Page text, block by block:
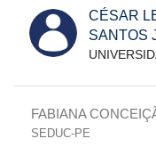
CÉSAR
SANTOS
FABIANA
SEDUC-PE